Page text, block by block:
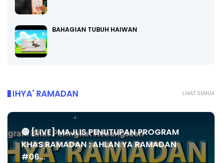
BAHAGIAN TUBUH HAIWAN
LIHAT SEMUA
IHYA' RAMADAN
🔴 [LIVE] MAJLIS PENUTUPAN PROGRAM
KHAS RAMADAN : AHLAN YA RAMADAN
#06...